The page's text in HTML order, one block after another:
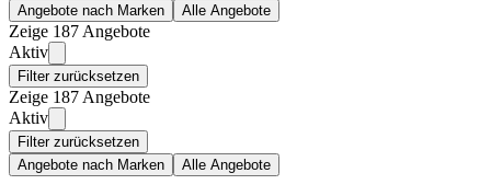
Angebote nach Marken
Alle Angebote
Zeige 187 Angebote
Aktiv
Filter zurücksetzen
Zeige 187 Angebote
Aktiv
Filter zurücksetzen
Angebote nach Marken
Alle Angebote